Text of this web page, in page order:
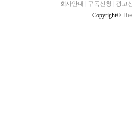
회사안내 구독신청
광고
Copyright©